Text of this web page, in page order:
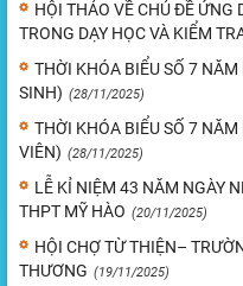
HỘI THẢO VỀ CHỦ ĐỀ ỨNG
TRONG DẠY HỌC VÀ KIỂM
THỜI KHÓA BIỂU SỐ 7
SINH) (28/11/2025)
THỜI KHÓA BIỂU SỐ 7
VIÊN) (28/11/2025)
LỄ KỈ NIỆM 43 NĂM NGÀY
THPT MỸ HÀO (20/11/2025)
HỘI CHỢ TỪ THIỆN–
THƯƠNG (19/11/2025)